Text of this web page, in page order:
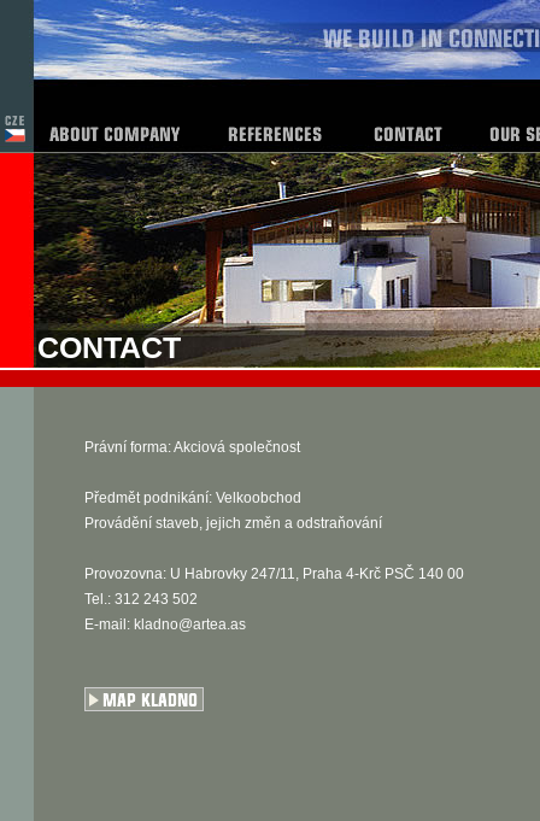
CONTACT
Právní forma: Akciová společnost
Předmět podnikání: Velkoobchod
Provádění staveb, jejich změn a odstraňování
Provozovna: U Habrovky 247/11, Praha 4-Krč PSČ 140 00
Tel.: 312 243 502
E-mail: kladno@artea.as